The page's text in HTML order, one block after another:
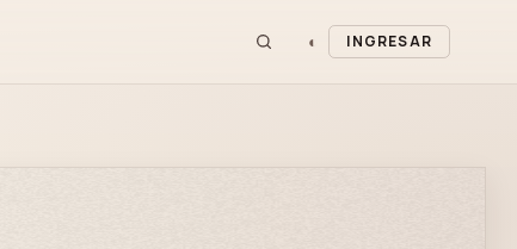
◐ INGRESAR